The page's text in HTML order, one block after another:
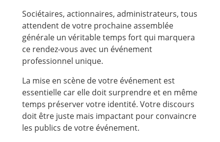
Sociétaires, actionnaires, administrateurs, tous
attendent de votre prochaine assemblée
générale un véritable temps fort qui marquera
ce rendez-vous avec un événement
professionnel unique.
La mise en scène de votre événement est
essentielle car elle doit surprendre et en même
temps préserver votre identité. Votre discours
doit être juste mais impactant pour convaincre
les publics de votre événement.